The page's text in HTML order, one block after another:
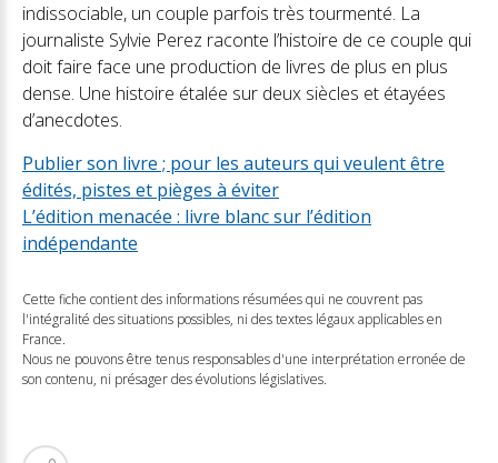
indissociable, un couple parfois très tourmenté. La
journaliste Sylvie Perez raconte l’histoire de ce couple qui
doit faire face une production de livres de plus en plus
dense. Une histoire étalée sur deux siècles et étayées
d’anecdotes.
Publier son livre ; pour les auteurs qui veulent être
édités, pistes et pièges à éviter
L’édition menacée : livre blanc sur l’édition
indépendante
Cette fiche contient des informations résumées qui ne couvrent pas
l'intégralité des situations possibles, ni des textes légaux applicables en
France.
Nous ne pouvons être tenus responsables d'une interprétation erronée de
son contenu, ni présager des évolutions législatives.